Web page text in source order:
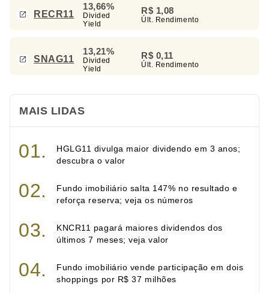
RECR11
13,66%
Divided
Yield
R$ 1,08
Últ. Rendimento
SNAG11
13,21%
Divided
Yield
R$ 0,11
Últ. Rendimento
MAIS LIDAS
HGLG11 divulga maior dividendo em 3 anos;
descubra o valor
Fundo imobiliário salta 147% no resultado e
reforça reserva; veja os números
KNCR11 pagará maiores dividendos dos
últimos 7 meses; veja valor
Fundo imobiliário vende participação em dois
shoppings por R$ 37 milhões